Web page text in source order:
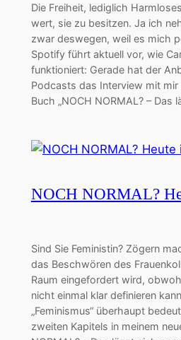
Die Freiheit, lediglich
wert, sie zu besitzen. Ja ich
zwar deswegen, weil es mich
Spotify führt aktuell vor, wie
funktioniert: Gerade hat der
Podcasts das Interview mit mir
Buch „NOCH NORMAL? – Das
NOCH NORMAL?
Sind Sie Feministin? Zögern
das Beschwören des
Raum eingefordert wird,
nicht einmal klar definieren
„Feminismus“ überhaupt
zweiten Kapitels in meinem